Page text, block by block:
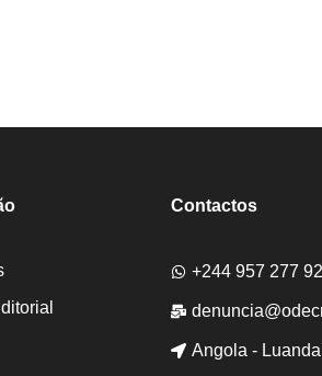
Contactos
+244 957 277
Angola -